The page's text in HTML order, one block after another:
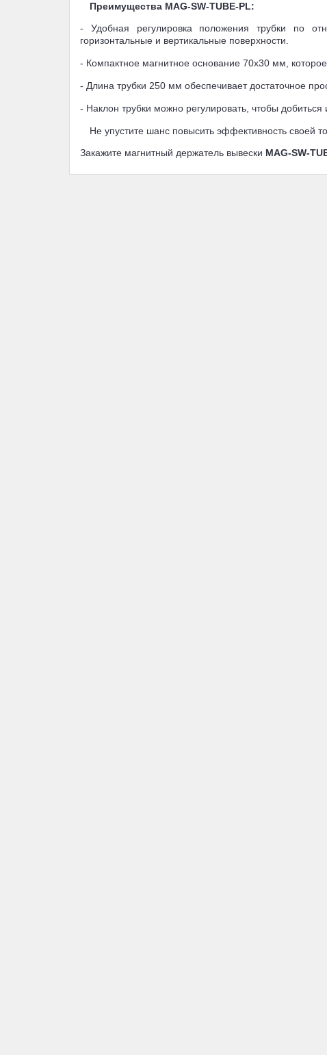
Преимущества MAG-SW-TUBE-PL:
- Удобная регулировка положения трубки по
горизонтальные и вертикальные поверхности.
- Компактное магнитное основание 70x30 мм,
- Длина трубки 250 мм обеспечивает достаточное
- Наклон трубки можно регулировать, чтобы
Не упустите шанс повысить эффективность своей
Закажите магнитный держатель вывески MAG-SW-